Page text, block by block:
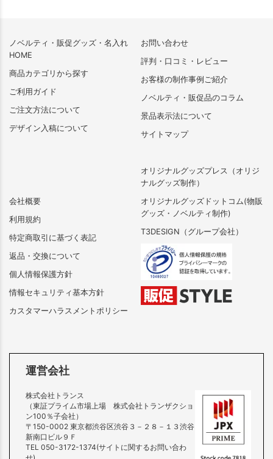
ノベルティ・販促グッズ・名入れ
HOME
商品カテゴリから探す
ご利用ガイド
ご注文方法について
デザイン入稿について
会社概要
利用規約
特定商取引に基づく表記
返品・交換について
個人情報保護方針
情報セキュリティ基本方針
カスタマーハラスメントポリシー
お問い合わせ
評判・口コミ・レビュー
お客様の制作事例ご紹介
ノベルティ・販促品のコラム
景品表示法について
サイトマップ
オリジナルグッズプレス（オリジ
ナルグッズ制作）
オリジナルグッズドットコム(物販
グッズ・ノベルティ制作)
T3DESIGN（グループ会社）
運営会社
株式会社トランス
（東証プライム市場上場 株式会社トランザクショ
ン100％子会社）
〒150-0002 東京都渋谷区渋谷３－２８－１３渋谷
新南口ビル９Ｆ
TEL 050-3172-1374(サイトに関するお問い合わ